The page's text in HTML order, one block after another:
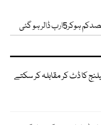
کا ڈٹ کر مقابلہ کر سکتے